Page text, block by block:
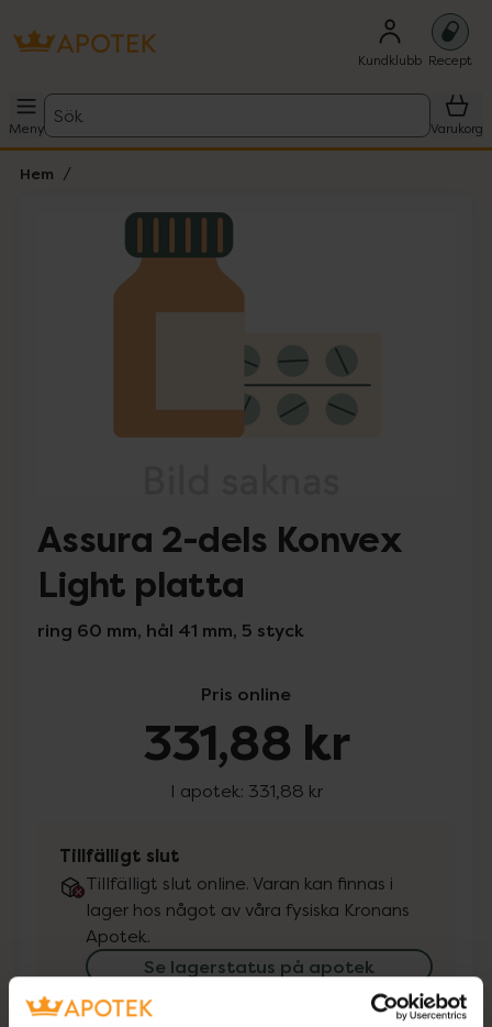
Kundklubb Recept
Meny
Sök
Varukorg
Hem
Lista: . Innehåller 1 objekt.
Assura 2-dels Konvex
Light platta
ring 60 mm, hål 41 mm, 5 styck
Pris online
331,88 kr
I apotek: 331,88 kr
Tillfälligt slut
Tillfälligt slut online. Varan kan finnas i
lager hos något av våra fysiska Kronans
Apotek.
Se lagerstatus på apotek